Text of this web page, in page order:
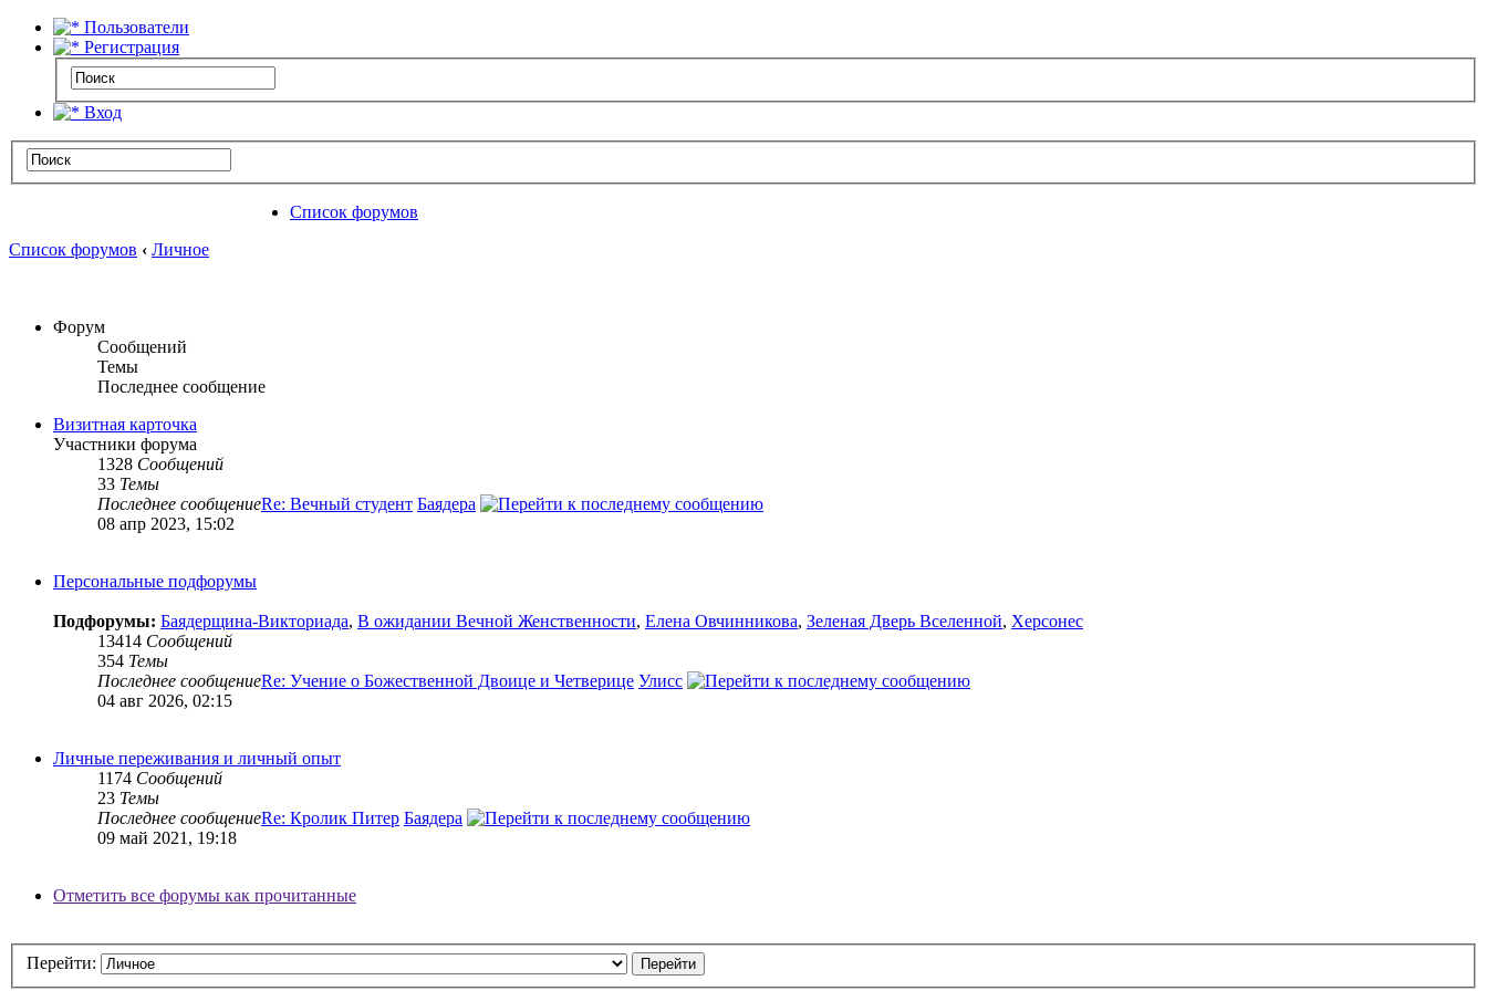
Пользователи
Регистрация
Вход
Список форумов
Список форумов ‹ Личное
Форум
Сообщений
Темы
Последнее сообщение
Визитная карточка
Участники форума
1328 Сообщений
33 Темы
Последнее сообщениеRe: Вечный студент Баядера
08 апр 2023, 15:02
Персональные подфорумы
Подфорумы: Баядерщина-Викториада, В ожидании Вечной Женственности, Елена Овчинникова, Зеленая Дверь Вселенной, Херсонес
13414 Сообщений
354 Темы
Последнее сообщениеRe: Учение о Божественной Двоице и Четверице Улисс
04 авг 2026, 02:15
Личные переживания и личный опыт
1174 Сообщений
23 Темы
Последнее сообщениеRe: Кролик Питер Баядера
09 май 2021, 19:18
Отметить все форумы как прочитанные
Перейти: